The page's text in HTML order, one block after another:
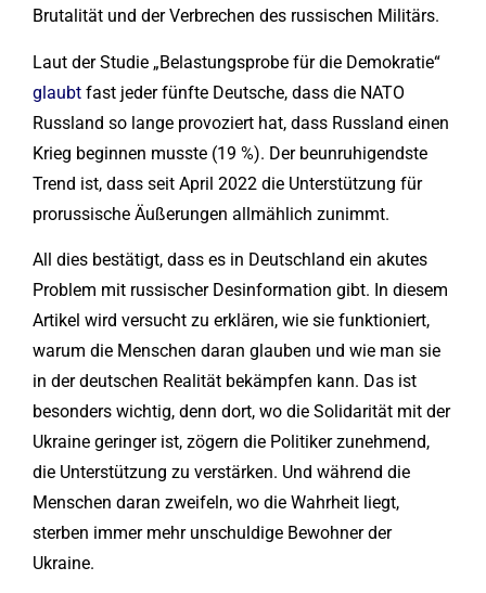
Brutalität und der Verbrechen des russischen Militärs.
Laut der Studie „Belastungsprobe für die Demokratie“
glaubt fast jeder fünfte Deutsche, dass die NATO
Russland so lange provoziert hat, dass Russland einen
Krieg beginnen musste (19 %). Der beunruhigendste
Trend ist, dass seit April 2022 die Unterstützung für
prorussische Äußerungen allmählich zunimmt.
All dies bestätigt, dass es in Deutschland ein akutes
Problem mit russischer Desinformation gibt. In diesem
Artikel wird versucht zu erklären, wie sie funktioniert,
warum die Menschen daran glauben und wie man sie
in der deutschen Realität bekämpfen kann. Das ist
besonders wichtig, denn dort, wo die Solidarität mit der
Ukraine geringer ist, zögern die Politiker zunehmend,
die Unterstützung zu verstärken. Und während die
Menschen daran zweifeln, wo die Wahrheit liegt,
sterben immer mehr unschuldige Bewohner der
Ukraine.